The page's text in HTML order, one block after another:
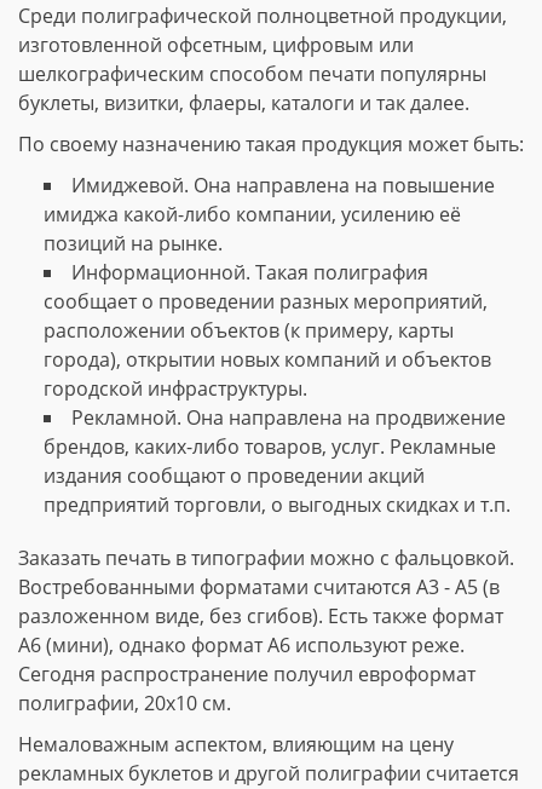
Среди полиграфической полноцветной продукции,
изготовленной офсетным, цифровым или
шелкографическим способом печати популярны
буклеты, визитки, флаеры, каталоги и так далее.
По своему назначению такая продукция может быть:
Имиджевой. Она направлена на повышение
имиджа какой-либо компании, усилению её
позиций на рынке.
Информационной. Такая полиграфия
сообщает о проведении разных мероприятий,
расположении объектов (к примеру, карты
города), открытии новых компаний и объектов
городской инфраструктуры.
Рекламной. Она направлена на продвижение
брендов, каких-либо товаров, услуг. Рекламные
издания сообщают о проведении акций
предприятий торговли, о выгодных скидках и т.п.
Заказать печать в типографии можно с фальцовкой.
Востребованными форматами считаются А3 - А5 (в
разложенном виде, без сгибов). Есть также формат
А6 (мини), однако формат А6 используют реже.
Сегодня распространение получил евроформат
полиграфии, 20х10 см.
Немаловажным аспектом, влияющим на цену
рекламных буклетов и другой полиграфии считается